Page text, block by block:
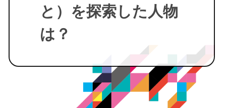
と）を探索した人物
は？